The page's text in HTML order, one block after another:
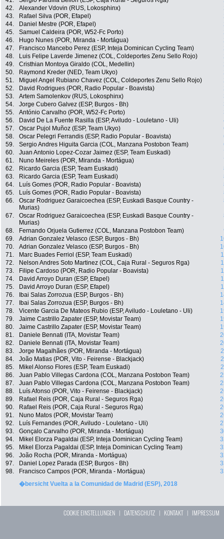
42.
Alexander Vdovin (RUS, Lokosphinx)
43.
Rafael Silva (POR, Efapel)
44.
Daniel Mestre (POR, Efapel)
45.
Samuel Caldeira (POR, W52-Fc Porto)
46.
Hugo Nunes (POR, Miranda - Mortágua)
47.
Francisco Mancebo Perez (ESP, Inteja Dominican Cycling Team)
48.
Luis Felipe Laverde Jimenez (COL, Coldeportes Zenu Sello Rojo)
49.
Cristhian Montoya Giraldo (COL, Medellin)
50.
Raymond Kreder (NED, Team Ukyo)
51.
Miguel Angel Rubiano Chavez (COL, Coldeportes Zenu Sello Rojo)
52.
David Rodrigues (POR, Radio Popular - Boavista)
53.
Artem Samolenkov (RUS, Lokosphinx)
54.
Jorge Cubero Galvez (ESP, Burgos - Bh)
55.
António Carvalho (POR, W52-Fc Porto)
56.
David De La Fuente Rasilla (ESP, Aviludo - Louletano - Uli)
57.
Oscar Pujol Muñoz (ESP, Team Ukyo)
58.
Oscar Pelegri Ferrandis (ESP, Radio Popular - Boavista)
59.
Sergio Andres Higuita Garcia (COL, Manzana Postobon Team)
60.
Juan Antonio Lopez-Cozar Jaimez (ESP, Team Euskadi)
61.
Nuno Meireles (POR, Miranda - Mortágua)
62.
Ricardo Garcia (ESP, Team Euskadi)
63.
Ricardo Garcia (ESP, Team Euskadi)
64.
Luís Gomes (POR, Radio Popular - Boavista)
65.
Luís Gomes (POR, Radio Popular - Boavista)
66.
Oscar Rodriguez Garaicoechea (ESP, Euskadi Basque Country -
Murias)
67.
Oscar Rodriguez Garaicoechea (ESP, Euskadi Basque Country -
Murias)
68. Fernando Orjuela Gutierrez (COL, Manzana Postobon Team)
69.
Adrian Gonzalez Velasco (ESP, Burgos - Bh)
70.
Adrian Gonzalez Velasco (ESP, Burgos - Bh)
71.
Marc Buades Ferriol (ESP, Team Euskadi)
72.
Nelson Andres Soto Martinez (COL, Caja Rural - Seguros Rga)
73.
Filipe Cardoso (POR, Radio Popular - Boavista)
74.
David Arroyo Duran (ESP, Efapel)
75.
David Arroyo Duran (ESP, Efapel)
76.
Ibai Salas Zorrozua (ESP, Burgos - Bh)
77.
Ibai Salas Zorrozua (ESP, Burgos - Bh)
78.
Vicente Garcia De Mateos Rubio (ESP, Aviludo - Louletano - Uli)
79.
Jaime Castrillo Zapater (ESP, Movistar Team)
80.
Jaime Castrillo Zapater (ESP, Movistar Team)
81.
Daniele Bennati (ITA, Movistar Team)
82.
Daniele Bennati (ITA, Movistar Team)
83.
Jorge Magalhães (POR, Miranda - Mortágua)
84.
João Matias (POR, Vito - Feirense - Blackjack)
85.
Mikel Alonso Flores (ESP, Team Euskadi)
86.
Juan Pablo Villegas Cardona (COL, Manzana Postobon Team)
87.
Juan Pablo Villegas Cardona (COL, Manzana Postobon Team)
88.
Luís Afonso (POR, Vito - Feirense - Blackjack)
89.
Rafael Reis (POR, Caja Rural - Seguros Rga)
90.
Rafael Reis (POR, Caja Rural - Seguros Rga)
91.
Nuno Matos (POR, Movistar Team)
92.
Luís Fernandes (POR, Aviludo - Louletano - Uli)
93.
Gonçalo Carvalho (POR, Miranda - Mortágua)
94.
Mikel Elorza Pagaldai (ESP, Inteja Dominican Cycling Team)
95.
Mikel Elorza Pagaldai (ESP, Inteja Dominican Cycling Team)
96.
João Rocha (POR, Miranda - Mortágua)
97.
Daniel Lopez Parada (ESP, Burgos - Bh)
98.
Francisco Campos (POR, Miranda - Mortágua)
�bersicht Vuelta a la Comunidad de Madrid (ESP), 2018
COOKIE EINSTELLUNGEN | DATENSCHUTZ | KONTAKT| IMPRESSUM